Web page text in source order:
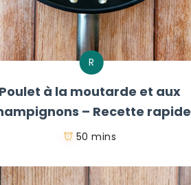
R
Poulet à la moutarde et aux
– Recette rapide
50 mins